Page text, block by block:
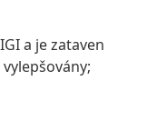
a je zataven